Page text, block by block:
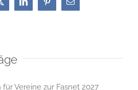
LinkedInPinterest
E-
Mail